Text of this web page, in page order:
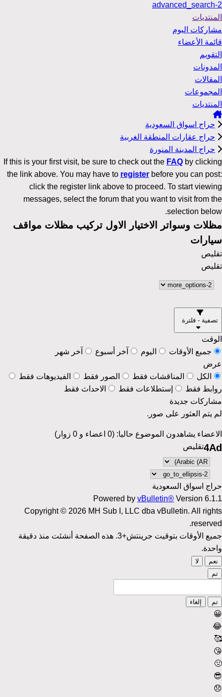
advanced_search-2
المنتديات
مشاركات اليوم
قائمة الأعضاء
التقويم
المدونات
المقالات
المجموعات
المنتديات
حراج اسواق السعودية
حراج عقارات المنطقة الغربية
حراج المدينة المنورة
If this is your first visit, be sure to check out the FAQ by clicking
the link above. You may have to register before you can post:
click the register link above to proceed. To start viewing
messages, select the forum that you want to visit from the
selection below.
مظلات وسواتر الاختيار الاول تركيب مظلات مواقف
سيارات
تقليص
تقليص
تصفية - فلترة
الوقت
جميع الأوقات
اليوم آخر أسبوع
آخر شهر
عرض
الكل
المناقشات فقط الصور فقط
الفيديوهات فقط
روابط فقط
إستطلاعات فقط
الاحداث فقط
مشاركات جديدة
لم يتم العثور على صور.
الاعضاء يشاهدون الموضوع حاليا: (0 اعضاء و 0 زوار)
4Adتقليص
حراج اسواق السعودية
Powered by vBulletin® Version 6.1.1
Copyright © 2026 MH Sub I, LLC dba vBulletin. All rights
reserved.
جميع الأوقات بتوقيت جرينتش+3. هذه الصفحة أنشئت منذ دقيقة
واحدة.
نعم
لا
تم
تم إلغاء
😀
😂
🥰
😘
🤢
😎
😞